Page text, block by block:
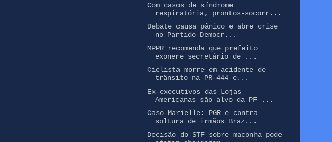
Com casos de síndrome
respiratória, prontos-socorr...
Debate causa pânico e abre crise
no Partido Democr...
MPPR recomenda que prefeito
exonere secretário de ...
Ciclista morre em acidente de
trânsito na PR-444 e...
Ex-executivos das Lojas
Americanas são alvo da PF ...
Caso Marielle: PGR é contra
soltura de irmãos Braz...
Decisão do STF sobre maconha pode